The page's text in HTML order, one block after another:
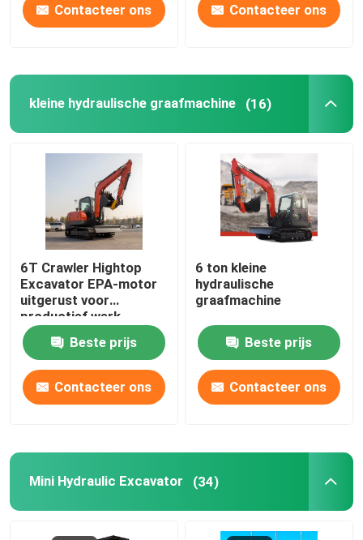
Polyureachemisch product
Opheffend het Werkplatform
De Toebehoren van het bouwmateriaal
Polyurethaanchemisch product
Contacteer ons Contacteer ons
kleine hydraulische graafmachine (16)
6T Crawler Hightop
Excavator EPA-motor
uitgerust voor
productief werk
Beste prijs
Contacteer ons
6 ton kleine
hydraulische
graafmachine
Beste prijs
Contacteer ons
Mini Hydraulic Excavator (34)